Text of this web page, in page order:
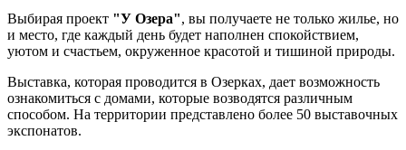
Выбирая проект "У Озера", вы получаете не только жилье, но
и место, где каждый день будет наполнен спокойствием,
уютом и счастьем, окруженное красотой и тишиной природы.
Выставка, которая проводится в Озерках, дает возможность
ознакомиться с домами, которые возводятся различным
способом. На территории представлено более 50 выставочных
экспонатов.